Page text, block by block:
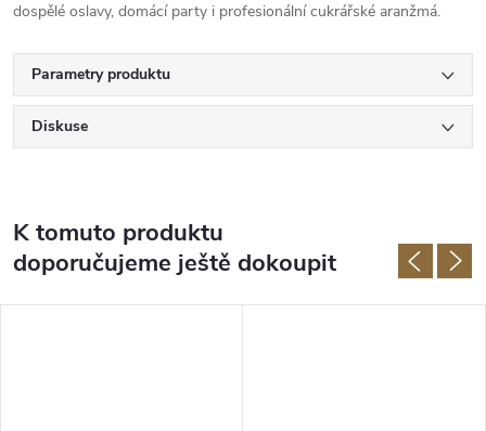
dospělé oslavy, domácí party i profesionální cukrářské aranžmá.
Parametry produktu
Diskuse
K tomuto produktu
doporučujeme ještě dokoupit